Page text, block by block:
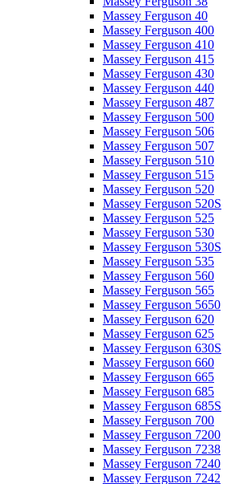
Massey Ferguson 40
Massey Ferguson 400
Massey Ferguson 410
Massey Ferguson 415
Massey Ferguson 430
Massey Ferguson 440
Massey Ferguson 487
Massey Ferguson 500
Massey Ferguson 506
Massey Ferguson 507
Massey Ferguson 510
Massey Ferguson 515
Massey Ferguson 520
Massey Ferguson 520S
Massey Ferguson 525
Massey Ferguson 530
Massey Ferguson 530S
Massey Ferguson 535
Massey Ferguson 560
Massey Ferguson 565
Massey Ferguson 5650
Massey Ferguson 620
Massey Ferguson 625
Massey Ferguson 630S
Massey Ferguson 660
Massey Ferguson 665
Massey Ferguson 685
Massey Ferguson 685S
Massey Ferguson 700
Massey Ferguson 7200
Massey Ferguson 7238
Massey Ferguson 7240
Massey Ferguson 7242